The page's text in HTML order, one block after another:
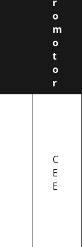
o
m
o
t
o
r
C
E
E